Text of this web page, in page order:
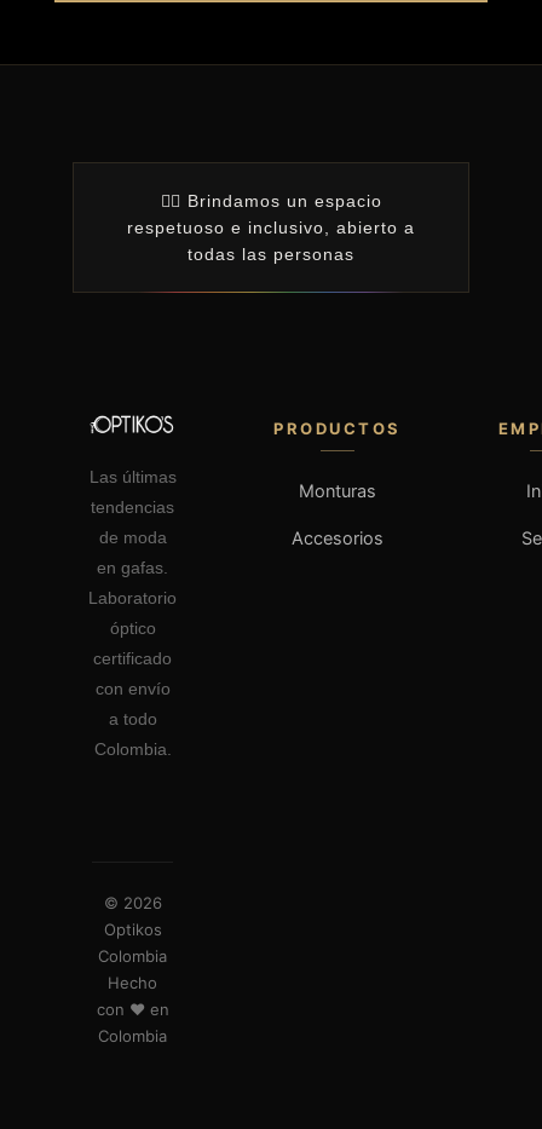
🏳️‍🌈 Brindamos un espacio
respetuoso e inclusivo, abierto a
todas las personas
Las últimas
tendencias
de moda
en gafas.
Laboratorio
óptico
certificado
con envío
a todo
Colombia.
PRODUCTOS
Monturas
Accesorios
© 2026
Optikos
Colombia
Hecho
con ❤️ en
Colombia